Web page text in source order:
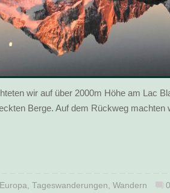
wir auf über 2000m Höhe am Lac
Berge. Auf dem Rückweg machten
Europa Tageswanderungen Wandern 0